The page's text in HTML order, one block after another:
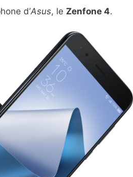
d’Asus, le Zenfone 4.